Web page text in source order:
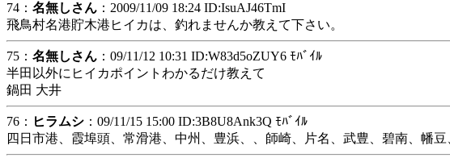
74： 名無しさん ：2009/11/09 18:24 ID:IsuAJ46TmI
飛鳥村名港貯木港ヒイカは、釣れませんか教えて下さい。
75： 名無しさん ：09/11/12 10:31 ID:W83d5oZUY6 ﾓﾊﾞｲﾙ
半田以外にヒイカポイントわかるだけ教えて
鍋田 大井
76： ヒラムシ ：09/11/15 15:00 ID:3B8U8Ank3Q ﾓﾊﾞｲﾙ
四日市港、霞埠頭、常滑港、中州、豊浜、、師崎、片名、武豊、碧南、幡